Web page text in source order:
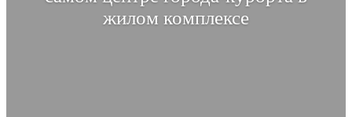
жилом комплексе